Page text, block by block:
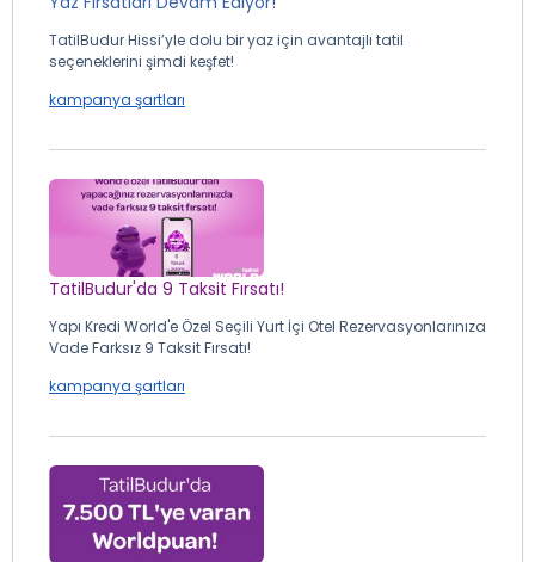
TatilBudur Hissi’yle dolu bir yaz için avantajlı tatil
seçeneklerini şimdi keşfet!
kampanya şartları
TatilBudur'da 9 Taksit Fırsatı!
Yapı Kredi World'e Özel Seçili Yurt İçi Otel Rezervasyonlarınıza
Vade Farksız 9 Taksit Fırsatı!
kampanya şartları